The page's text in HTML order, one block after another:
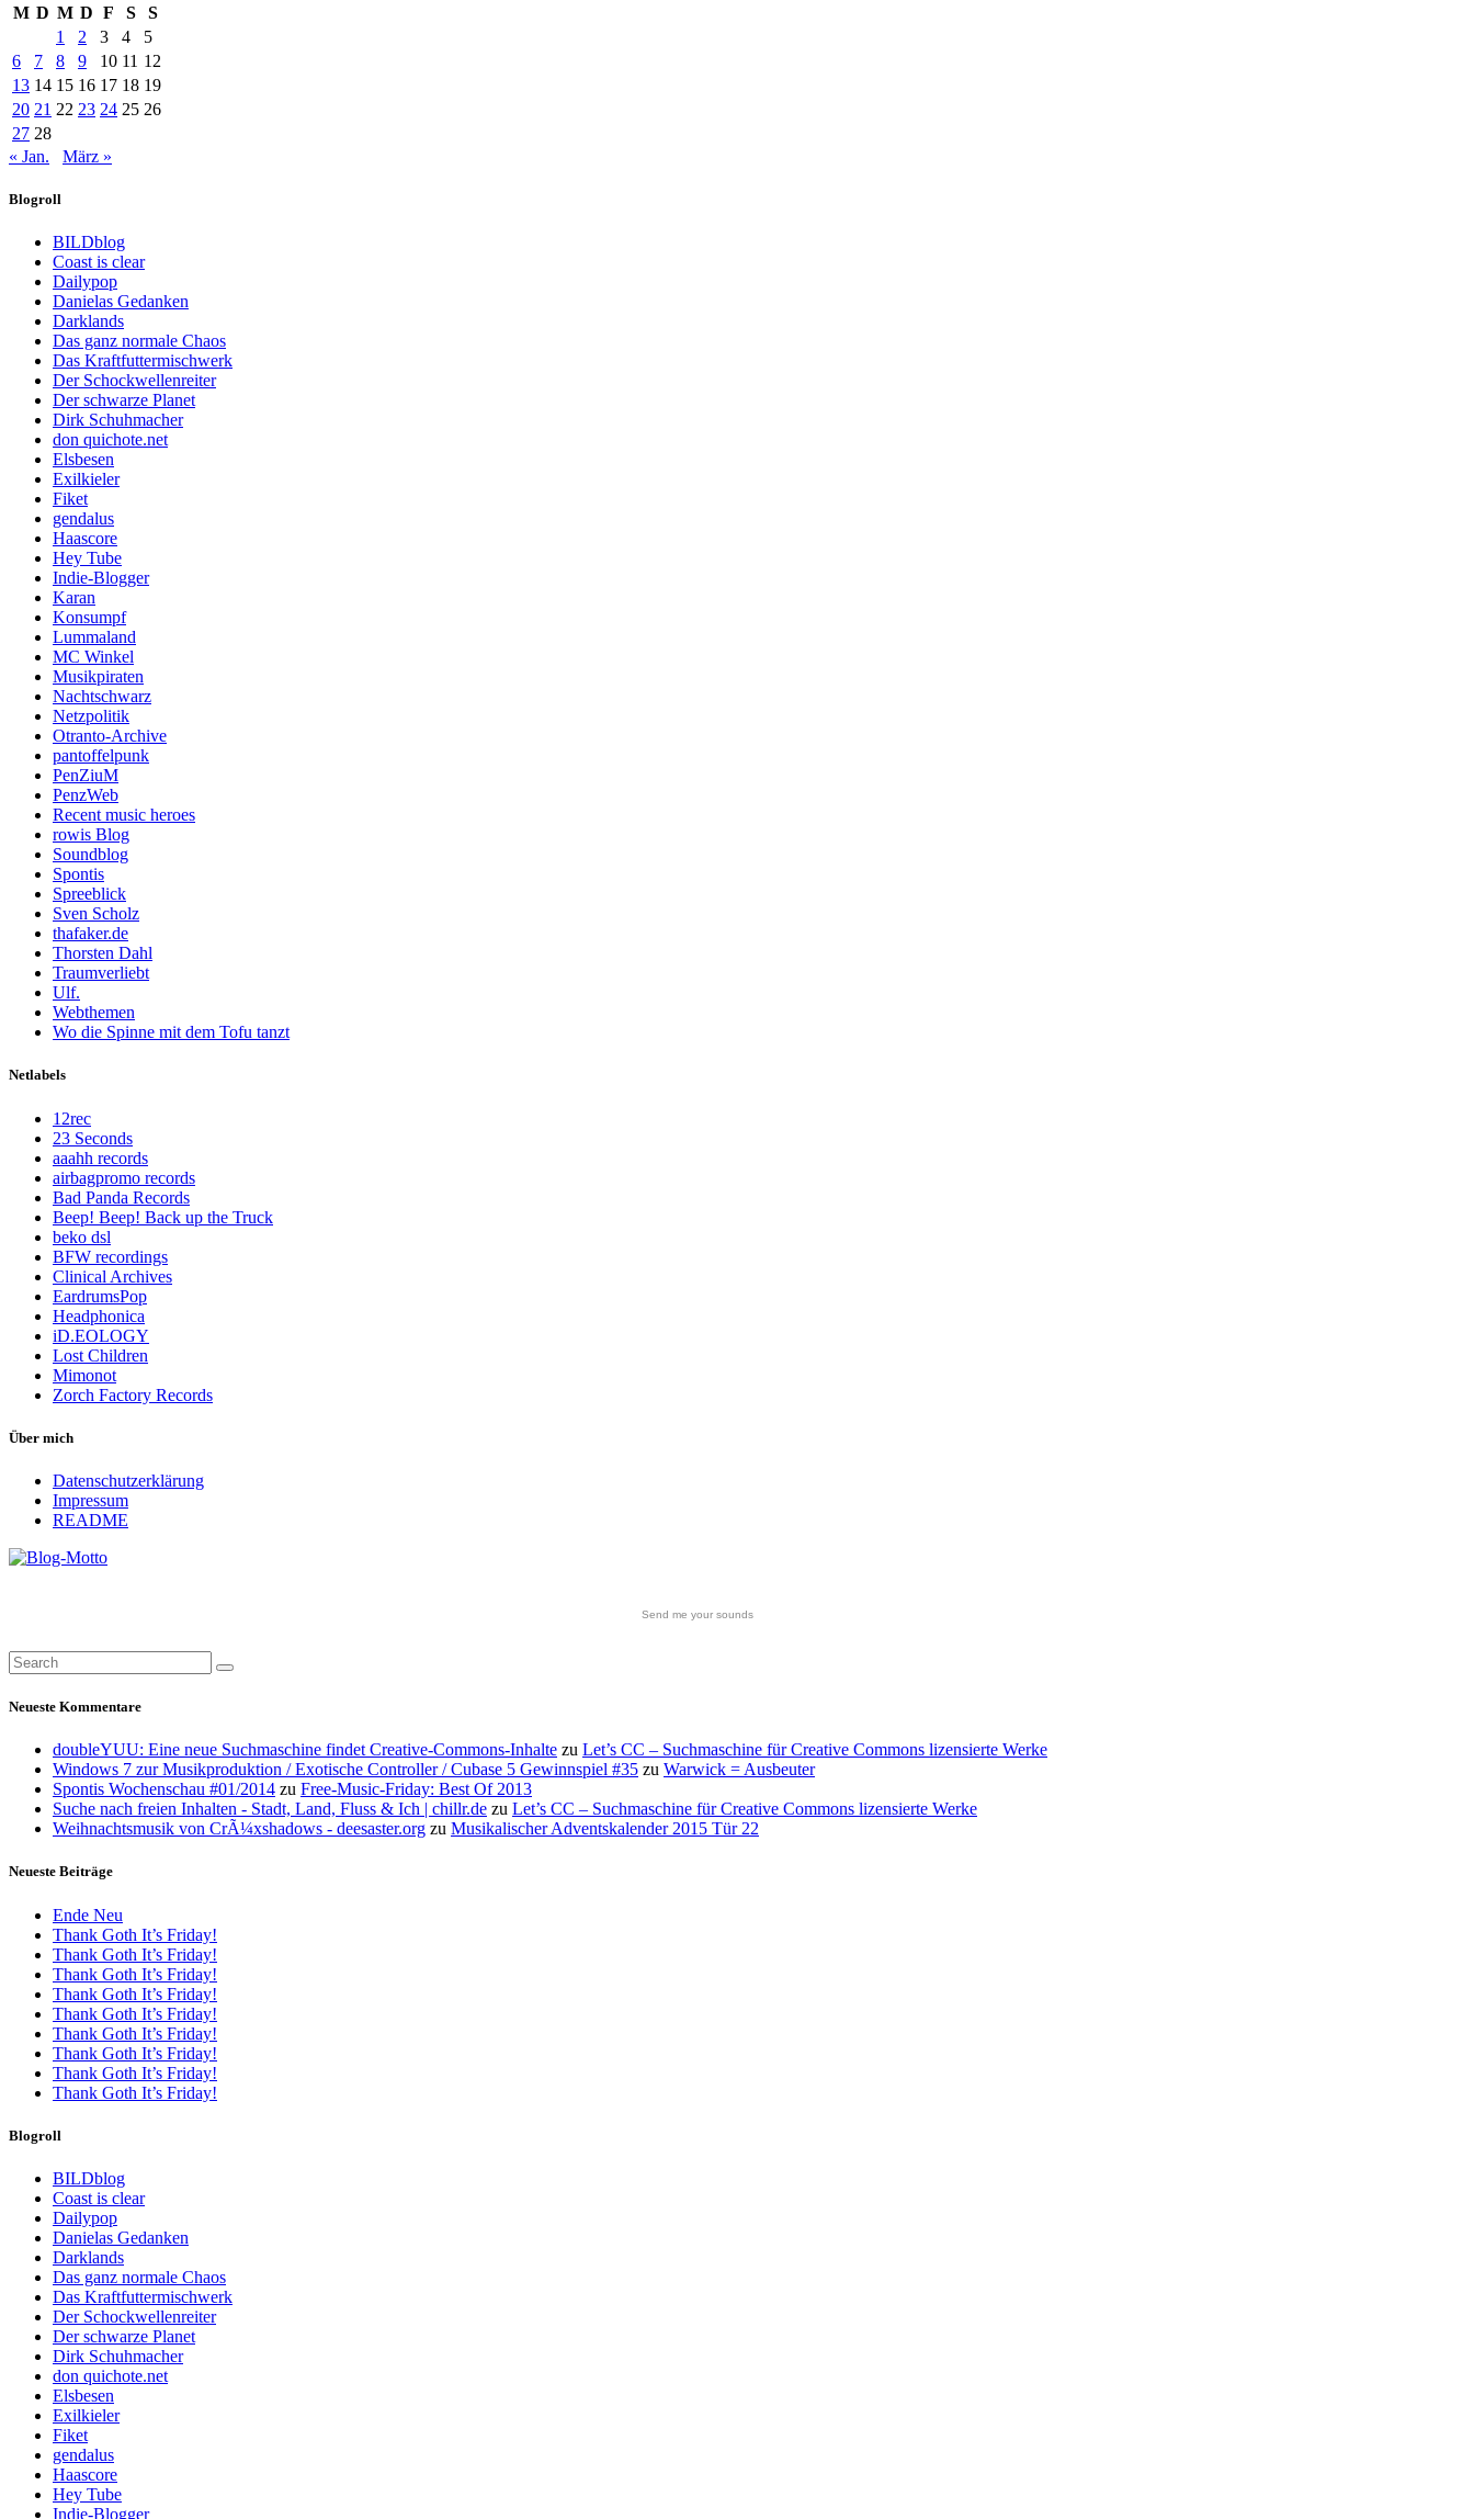
M D M D F S
S
1
2 3 4
5
6
7 8 9 10 11 12
13 14 15 16 17 18 19
20 21 22 23 24 25 26
27 28
« Jan.
März »
Blogroll
BILDblog
Coast is clear
Dailypop
Danielas Gedanken
Darklands
Das ganz normale Chaos
Das Kraftfuttermischwerk
Der Schockwellenreiter
Der schwarze Planet
Dirk Schuhmacher
don quichote.net
Elsbesen
Exilkieler
Fiket
gendalus
Haascore
Hey Tube
Indie-Blogger
Karan
Konsumpf
Lummaland
MC Winkel
Musikpiraten
Nachtschwarz
Netzpolitik
Otranto-Archive
pantoffelpunk
PenZiuM
PenzWeb
Recent music heroes
rowis Blog
Soundblog
Spontis
Spreeblick
Sven Scholz
thafaker.de
Thorsten Dahl
Traumverliebt
Ulf.
Webthemen
Wo die Spinne mit dem Tofu tanzt
Netlabels
12rec
23 Seconds
aaahh records
airbagpromo records
Bad Panda Records
Beep! Beep! Back up the Truck
beko dsl
BFW recordings
Clinical Archives
EardrumsPop
Headphonica
iD.EOLOGY
Lost Children
Mimonot
Zorch Factory Records
Über mich
Datenschutzerklärung
Impressum
README
Send me your sounds
Neueste Kommentare
doubleYUU: Eine neue Suchmaschine findet Creative-Commons-Inhalte zu Let’s CC – Suchmaschine für Creative Commons lizensierte Werke
Windows 7 zur Musikproduktion / Exotische Controller / Cubase 5 Gewinnspiel #35 zu Warwick = Ausbeuter
Spontis Wochenschau #01/2014 zu Free-Music-Friday: Best Of 2013
Suche nach freien Inhalten - Stadt, Land, Fluss & Ich | chillr.de zu Let’s CC – Suchmaschine für Creative Commons lizensierte Werke
Weihnachtsmusik von CrÃ¼xshadows - deesaster.org zu Musikalischer Adventskalender 2015 Tür 22
Neueste Beiträge
Ende Neu
Thank Goth It’s Friday!
Thank Goth It’s Friday!
Thank Goth It’s Friday!
Thank Goth It’s Friday!
Thank Goth It’s Friday!
Thank Goth It’s Friday!
Thank Goth It’s Friday!
Thank Goth It’s Friday!
Thank Goth It’s Friday!
Blogroll
BILDblog
Coast is clear
Dailypop
Danielas Gedanken
Darklands
Das ganz normale Chaos
Das Kraftfuttermischwerk
Der Schockwellenreiter
Der schwarze Planet
Dirk Schuhmacher
don quichote.net
Elsbesen
Exilkieler
Fiket
gendalus
Haascore
Hey Tube
Indie-Blogger